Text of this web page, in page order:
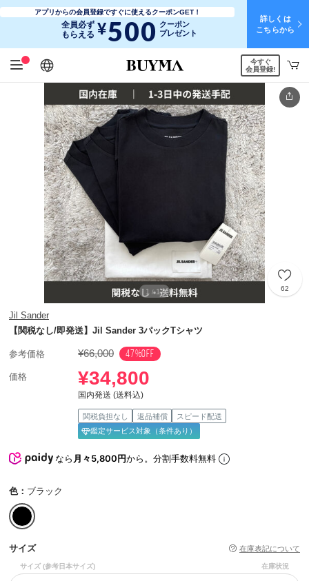
アプリからの会員登録ですぐに使えるクーポンGET！
全員必ず
もらえる ¥500 クーポン
プレゼント
詳しくは
こちらから
日本語
English
简体中文
繁體中文
今すぐ
会員登録!
1 / 12 62
Jil Sander
【関税なし/即発送】Jil Sander 3パックTシャツ
参考価格 ¥66,000 47%OFF
価格 ¥34,800
国内発送 (送料込)
関税負担なし 返品補償
スピード配送
鑑定サービス対象（条件あり）
なら月々5,800円から。分割手数料無料
色： ブラック
サイズ 在庫表記について
サイズ (参考日本サイズ) 在庫状況